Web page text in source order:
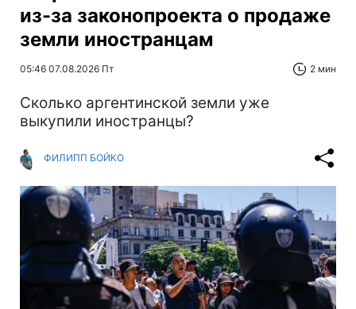
из-за законопроекта о продаже
земли иностранцам
05:46 07.08.2026 Пт 2 мин
Сколько аргентинской земли уже
выкупили иностранцы?
ФИЛИПП БОЙКО